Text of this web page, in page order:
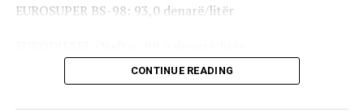
EUROSUPER BS-98: 93,0 denarë/litër
Vaji ekstra i lehtë (EL-1): 98,5 denarë/litër
CONTINUE READING